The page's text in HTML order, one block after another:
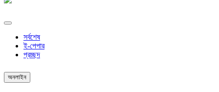
সর্বশেষ
ই-পেপার
প্রচ্ছদ
অনলাইন